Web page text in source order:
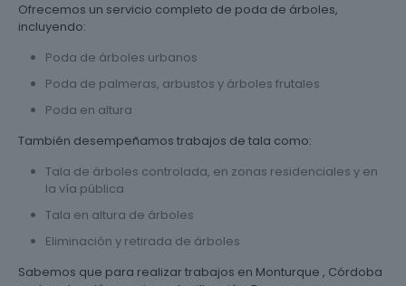
Ofrecemos un servicio completo de poda de árboles,
incluyendo:
Poda de árboles urbanos
Poda de palmeras, arbustos y árboles frutales
Poda en altura
También desempeñamos trabajos de tala como:
Tala de árboles controlada, en zonas residenciales y en
la vía pública
Tala en altura de árboles
Eliminación y retirada de árboles
Sabemos que para realizar trabajos en Monturque , Córdoba